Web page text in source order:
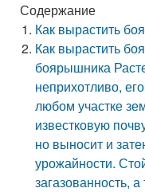
Содержание
Как вырастить
Как вырастить
боярышника
неприхотливо,
любом участке
известковую
но выносит и
урожайности.
загазованность,